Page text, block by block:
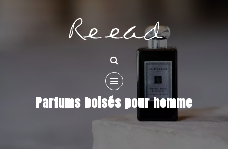
Parfums boisés pour homme